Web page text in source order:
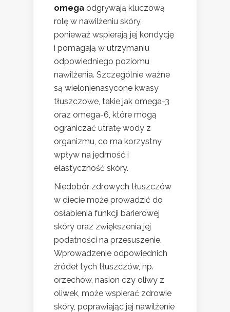
omega odgrywają kluczową
rolę w nawilżeniu skóry,
ponieważ wspierają jej kondycję
i pomagają w utrzymaniu
odpowiedniego poziomu
nawilżenia. Szczególnie ważne
są wielonienasycone kwasy
tłuszczowe, takie jak omega-3
oraz omega-6, które mogą
ograniczać utratę wody z
organizmu, co ma korzystny
wpływ na jędrność i
elastyczność skóry.
Niedobór zdrowych tłuszczów
w diecie może prowadzić do
osłabienia funkcji barierowej
skóry oraz zwiększenia jej
podatności na przesuszenie.
Wprowadzenie odpowiednich
źródeł tych tłuszczów, np.
orzechów, nasion czy oliwy z
oliwek, może wspierać zdrowie
skóry, poprawiając jej nawilżenie